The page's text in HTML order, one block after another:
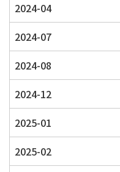
2024-04
2024-07
2024-08
2024-12
2025-01
2025-02